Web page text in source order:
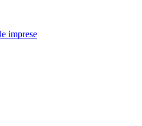
imprese